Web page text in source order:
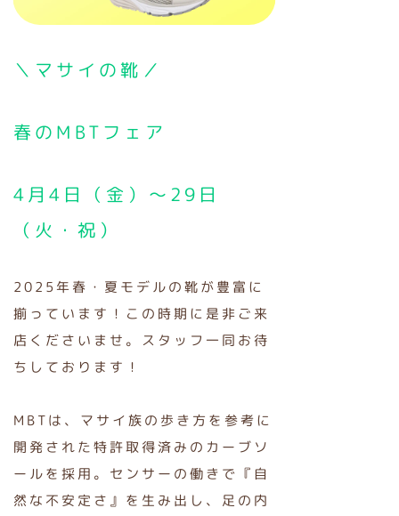
＼マサイの靴／
春のMBTフェア
4月4日（金）～29日
（火・祝）
2025年春・夏モデルの靴が豊富に
揃っています！この時期に是非ご来
店くださいませ。スタッフ一同お待
ちしております！
MBTは、マサイ族の歩き方を参考に
開発された特許取得済みのカーブソ
ールを採用。センサーの働きで『自
然な不安定さ』を生み出し、足の内